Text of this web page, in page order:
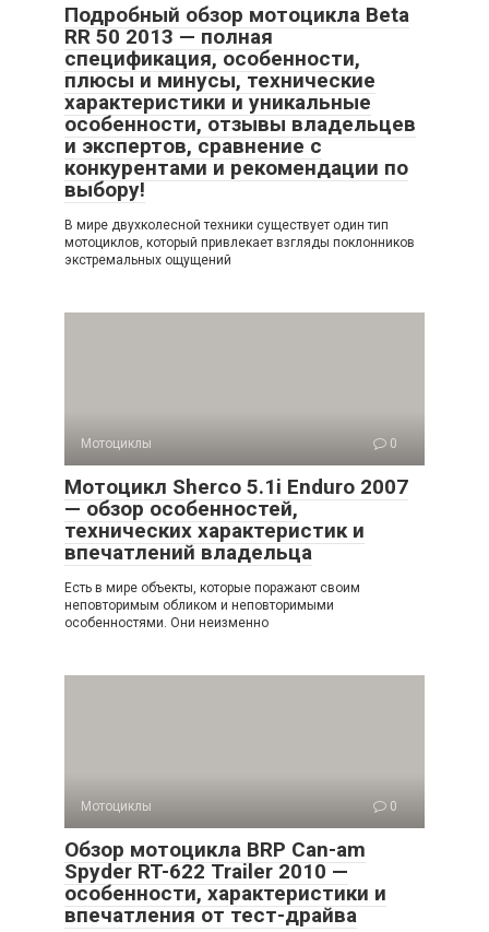
Подробный обзор мотоцикла Beta
RR 50 2013 — полная
спецификация, особенности,
плюсы и минусы, технические
характеристики и уникальные
особенности, отзывы владельцев
и экспертов, сравнение с
конкурентами и рекомендации по
выбору!
В мире двухколесной техники существует один тип
мотоциклов, который привлекает взгляды поклонников
экстремальных ощущений
Мотоциклы 0
Мотоцикл Sherco 5.1i Enduro 2007
— обзор особенностей,
технических характеристик и
впечатлений владельца
Есть в мире объекты, которые поражают своим
неповторимым обликом и неповторимыми
особенностями. Они неизменно
Мотоциклы 0
Обзор мотоцикла BRP Can-am
Spyder RT-622 Trailer 2010 —
особенности, характеристики и
впечатления от тест-драйва